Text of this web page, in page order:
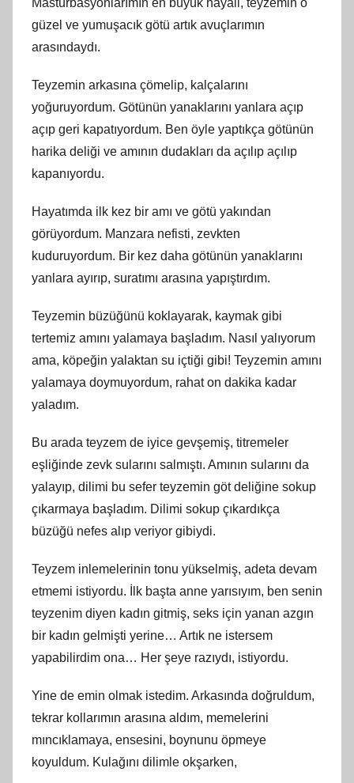
güzel ve yumuşacık götü artık avuçlarımın
arasındaydı.
Teyzemin arkasına çömelip, kalçalarını
yoğuruyordum. Götünün yanaklarını yanlara açıp
açıp geri kapatıyordum. Ben öyle yaptıkça götünün
harika deliği ve amının dudakları da açılıp açılıp
kapanıyordu.
Hayatımda ilk kez bir amı ve götü yakından
görüyordum. Manzara nefisti, zevkten
kuduruyordum. Bir kez daha götünün yanaklarını
yanlara ayırıp, suratımı arasına yapıştırdım.
Teyzemin büzüğünü koklayarak, kaymak gibi
tertemiz amını yalamaya başladım. Nasıl yalıyorum
ama, köpeğin yalaktan su içtiği gibi! Teyzemin amını
yalamaya doymuyordum, rahat on dakika kadar
yaladım.
Bu arada teyzem de iyice gevşemiş, titremeler
eşliğinde zevk sularını salmıştı. Amının sularını da
yalayıp, dilimi bu sefer teyzemin göt deliğine sokup
çıkarmaya başladım. Dilimi sokup çıkardıkça
büzüğü nefes alıp veriyor gibiydi.
Teyzem inlemelerinin tonu yükselmiş, adeta devam
etmemi istiyordu. İlk başta anne yarısıyım, ben senin
teyzenim diyen kadın gitmiş, seks için yanan azgın
bir kadın gelmişti yerine… Artık ne istersem
yapabilirdim ona… Her şeye razıydı, istiyordu.
Yine de emin olmak istedim. Arkasında doğruldum,
tekrar kollarımın arasına aldım, memelerini
mıncıklamaya, ensesini, boynunu öpmeye
koyuldum. Kulağını dilimle okşarken,